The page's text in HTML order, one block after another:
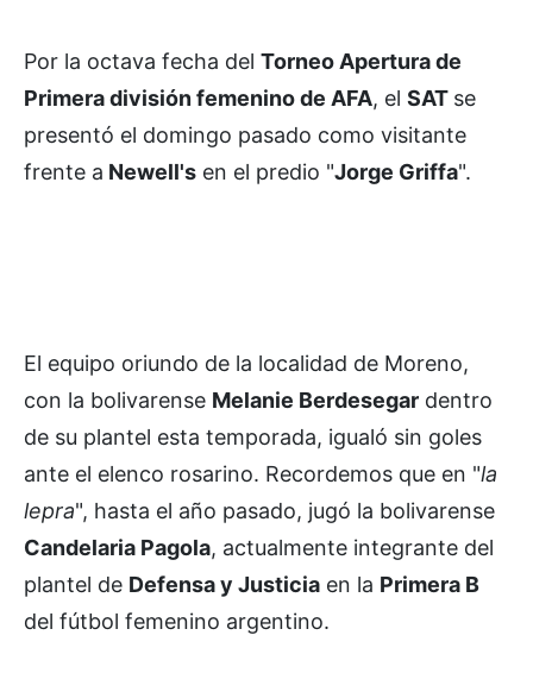
Por la octava fecha del Torneo Apertura de
Primera división femenino de AFA, el SAT se
presentó el domingo pasado como visitante
frente a Newell's en el predio "Jorge Griffa".
El equipo oriundo de la localidad de Moreno,
con la bolivarense Melanie Berdesegar dentro
de su plantel esta temporada, igualó sin goles
ante el elenco rosarino. Recordemos que en "la
lepra", hasta el año pasado, jugó la bolivarense
Candelaria Pagola, actualmente integrante del
plantel de Defensa y Justicia en la Primera B
del fútbol femenino argentino.